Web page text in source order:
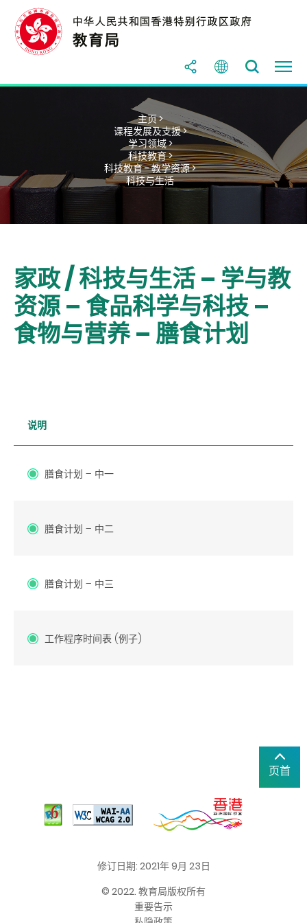
主页 >
课程发展及支援 >
学习领域 >
科技教育 >
科技教育 - 教学资源 >
科技与生活
家政 / 科技与生活 – 学与教
资源 – 食品科学与科技 –
食物与营养 – 膳食计划
说明
膳食计划 – 中一
膳食计划 – 中二
膳食计划 – 中三
工作程序时间表 (例子)
页首
修订日期: 2021年 9月 23日
© 2022. 教育局版权所有
重要告示